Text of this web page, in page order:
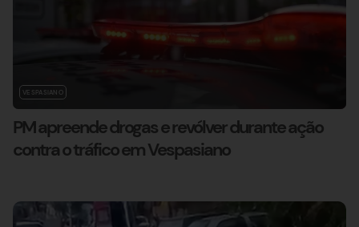
VESPASIANO
PM apreende drogas e revólver durante ação
contra o tráfico em Vespasiano